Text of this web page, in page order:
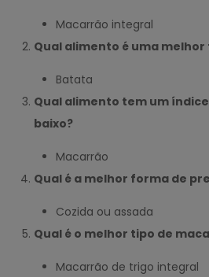
Macarrão integral
Qual alimento é uma
Batata
Qual alimento tem um
baixo?
Macarrão
Qual é a melhor forma de
Cozida ou assada
Qual é o melhor tipo de
Macarrão de trigo integral